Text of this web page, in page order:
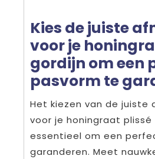
Kies de juiste
voor je
gordijn om een
pasvorm te
Het kiezen van de juiste
voor je honingraat plissé
essentieel om een
garanderen. Meet